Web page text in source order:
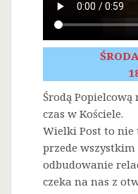
Środą
czas w Kościele.
Wielki Post to nie
przede
odbudowanie
czeka na nas z